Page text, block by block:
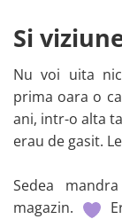
Si
Nu voi uita
prima oara o
ani, intr-o alta
erau de gasit.
Sedea
magazin.